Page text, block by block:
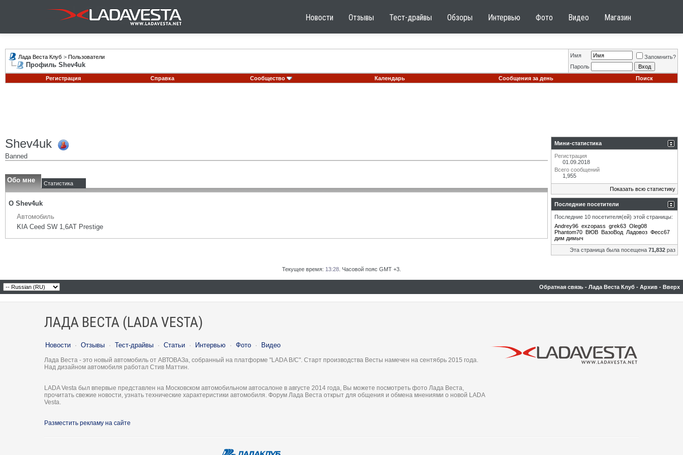
Новости Отзывы Тест-драйвы Обзоры Интервью Фото Видео Магазин
Лада Веста Клуб > Пользователи
Профиль Shev4uk
Имя
Запомнить?
Пароль
Регистрация
Справка Сообщество Календарь Сообщения за день Поиск
Shev4uk
Banned
Обо мне Статистика
О Shev4uk
Автомобиль
KIA Ceed SW 1,6AT Prestige
Мини-статистика
Регистрация
01.09.2018
Всего сообщений
1,955
Показать всю статистику
Последние посетители
Последние 10 посетителя(ей) этой страницы:
Andrey96 exzopass grek63 Oleg08
Phantom70 ВЮВ ВазоВод Ладовоз Фесс67
дим димыч
Эта страница была посещена 71,832 раз
Текущее время: 13:28 . Часовой пояс GMT +3.
Обратная связь - Лада Веста Клуб - Архив - Вверх
ЛАДА ВЕСТА (LADA VESTA)
Новости · Отзывы · Тест-драйвы · Статьи · Интервью · Фото · Видео
Лада Веста - это новый автомобиль от АВТОВАЗа, собранный на платформе "LADA B/C". Старт производства Весты намечен на сентябрь 2015 года.
Над дизайном автомобиля работал Стив Маттин.
LADA Vesta был впервые представлен на Московском автомобильном автосалоне в августе 2014 года, Вы можете посмотреть фото Лада Веста,
прочитать свежие новости, узнать технические характеристики автомобиля. Форум Лада Веста открыт для общения и обмена мнениями о новой LADA
Vesta.
Разместить рекламу на сайте